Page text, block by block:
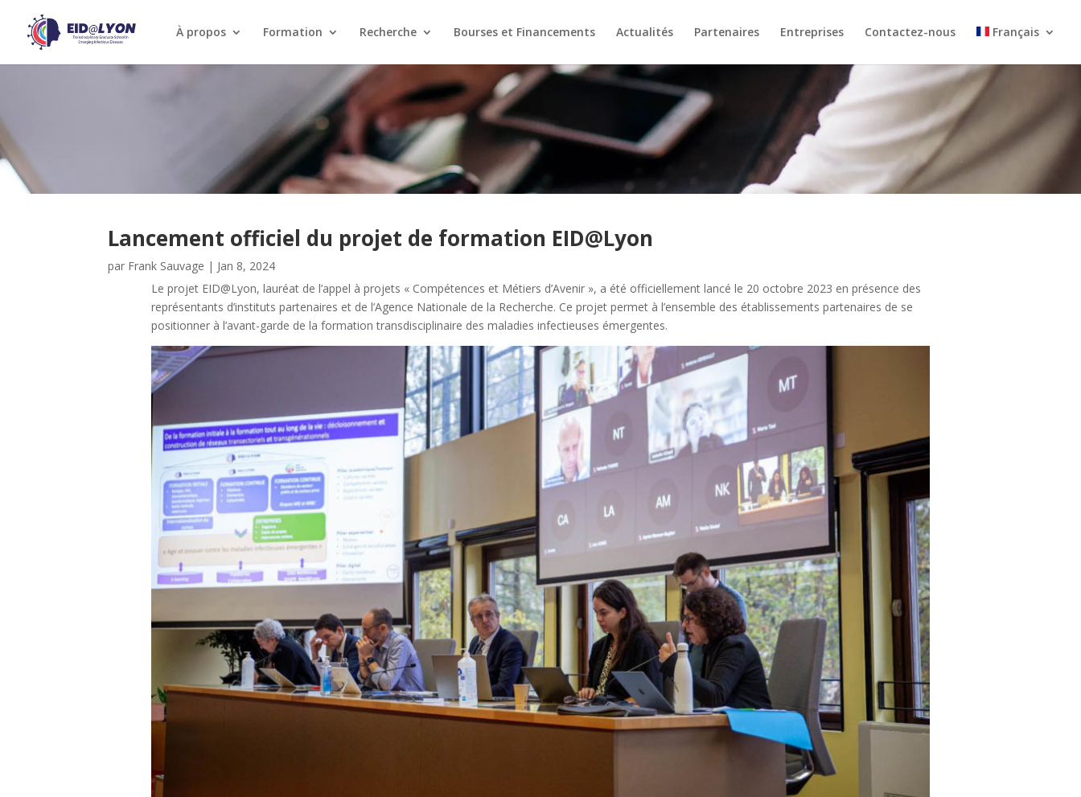
À propos Formation Recherche Bourses et Financements Actualités Partenaires Entreprises Contactez-nous Français
Lancement officiel du projet de formation EID@Lyon
par Frank Sauvage | Jan 8, 2024
Le projet EID@Lyon, lauréat de l’appel à projets « Compétences et Métiers d’Avenir », a été officiellement lancé le 20 octobre 2023 en présence des
représentants d’instituts partenaires et de l’Agence Nationale de la Recherche. Ce projet permet à l’ensemble des établissements partenaires de se
positionner à l’avant-garde de la formation transdisciplinaire des maladies infectieuses émergentes.